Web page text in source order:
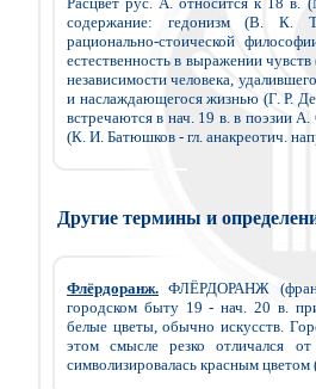
содержание: гедонизм (В. К.
рационально-стоической
естественность в выражении
независимости человека,
и наслаждающегося жизнью (Г. Р.
встречаются в нач. 19 в. в поэзии
(К. И. Батюшков - гл. анакреотич.
Другие термины и
Флёрдоранж. ФЛЁРДОРАНЖ
городском быту 19 - нач. 20 в.
белые цветы, обычно искусств.
этом смысле резко отличался от
символизировалась красным